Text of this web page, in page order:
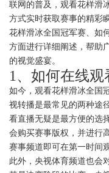
联网的普及，观看花样滑
方式实时获取赛事的精彩
花样滑冰全国冠军赛、如
方面进行详细阐述，帮助
的视觉盛宴。
1、如何在线
如今，观看花样滑冰全国
视转播是最常见的两种途
看直播无疑是最方便的选
会购买赛事版权，并进行
赛事频道即可在第一时间
此外，央视体育频道也会